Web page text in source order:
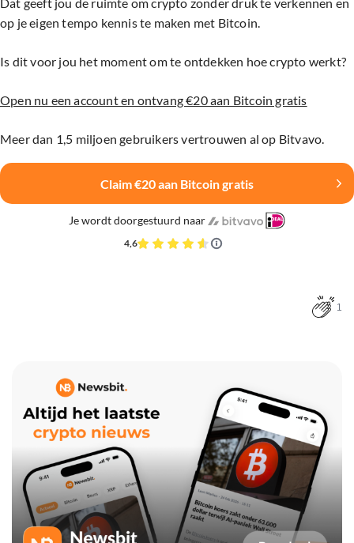
op je eigen tempo kennis te maken met Bitcoin.
Is dit voor jou het moment om te ontdekken hoe crypto werkt?
Open nu een account en ontvang €20 aan Bitcoin gratis
Meer dan 1,5 miljoen gebruikers vertrouwen al op Bitvavo.
Claim €20 aan Bitcoin gratis
Je wordt doorgestuurd naar
4,6
1